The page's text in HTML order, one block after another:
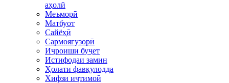
аҳолӣ
Меъморӣ
Матбуот
Сайёҳӣ
Сармоягузорӣ
Иҷроиши буҷет
Истифодаи замин
Ҳолати фавқулодда
Хифзи иҷтимоӣ